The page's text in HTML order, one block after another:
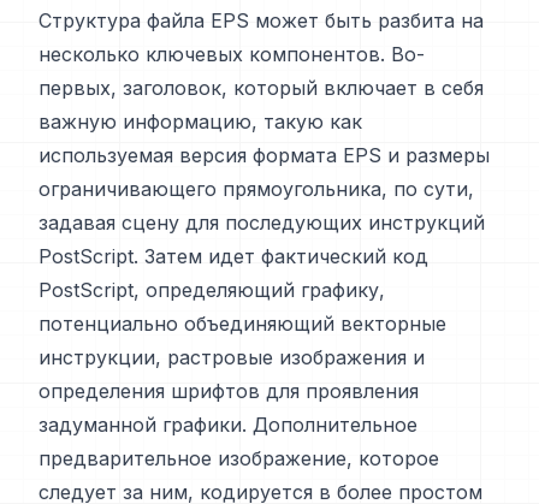
Структура файла EPS может быть разбита на
несколько ключевых компонентов. Во-
первых, заголовок, который включает в себя
важную информацию, такую как
используемая версия формата EPS и размеры
ограничивающего прямоугольника, по сути,
задавая сцену для последующих инструкций
PostScript. Затем идет фактический код
PostScript, определяющий графику,
потенциально объединяющий векторные
инструкции, растровые изображения и
определения шрифтов для проявления
задуманной графики. Дополнительное
предварительное изображение, которое
следует за ним, кодируется в более простом